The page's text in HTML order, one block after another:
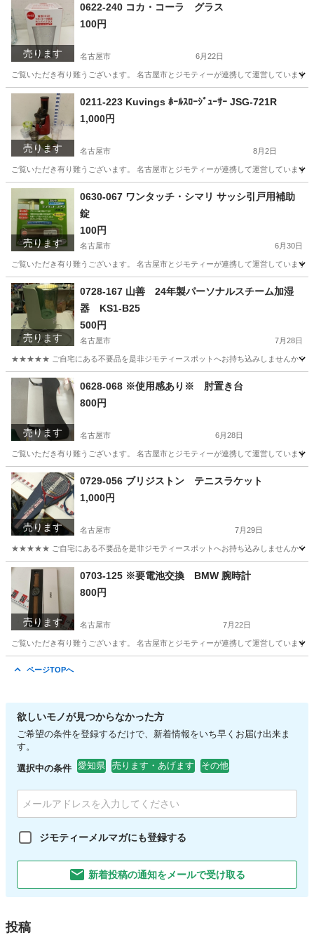
売ります
0622-240 コカ・コーラ グラス
100円
名古屋市 6月22日
ご覧いただき有り難うございます。 名古屋市とジモティーが連携して運営してい
愛知 名古屋市
売ります
0211-223 Kuvings ﾎｰﾙｽﾛｰｼﾞｭｰｻｰ JSG-721R
1,000円
名古屋市 8月2日
ご覧いただき有り難うございます。 名古屋市とジモティーが連携して運営していま
愛知 名古屋市 リユース
売ります
0630-067 ワンタッチ・シマリ サッシ引戸用補助
錠
100円
名古屋市 6月30日
ご覧いただき有り難うございます。 名古屋市とジモティーが連携して運営してい
愛知 名古屋市 防災、セキュリティ リユース
売ります
0728-167 山善 24年製パーソナルスチーム加湿
器 KS1-B25
500円
名古屋市 7月28日
★★★★★ ご自宅にある不要品を是非ジモティースポットへお持ち込みしませんか？
愛知 名古屋市 季節、空調家電 山善
売ります
0628-068 ※使用感あり※ 肘置き台
800円
名古屋市 6月28日
ご覧いただき有り難うございます。 名古屋市とジモティーが連携して運営してい
愛知 名古屋市 オフィス用家具 リユース
売ります
0729-056 ブリジストン テニスラケット
1,000円
名古屋市 7月29日
★★★★★ ご自宅にある不要品を是非ジモティースポットへお持ち込みしませんか？
愛知 名古屋市 テニスラケット
売ります
0703-125 ※要電池交換 BMW 腕時計
800円
名古屋市 7月22日
ご覧いただき有り難うございます。 名古屋市とジモティーが連携して運営してい
ページTOPへ
欲しいモノが見つからなかった方
ご希望の条件を登録するだけで、新着情報をいち早くお届け出来ま
す。
選択中の条件 愛知県 売ります・あげます その他
ジモティーメルマガにも登録する
新着投稿の通知をメールで受け取る
投稿